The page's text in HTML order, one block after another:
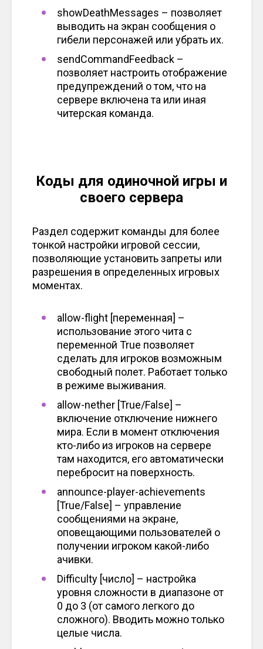
showDeathMessages – позволяет
выводить на экран сообщения о
гибели персонажей или убрать их.
sendCommandFeedback –
позволяет настроить отображение
предупреждений о том, что на
сервере включена та или иная
читерская команда.
Коды для одиночной игры и
своего сервера
Раздел содержит команды для более
тонкой настройки игровой сессии,
позволяющие установить запреты или
разрешения в определенных игровых
моментах.
allow-flight [переменная] –
использование этого чита с
переменной True позволяет
сделать для игроков возможным
свободный полет. Работает только
в режиме выживания.
allow-nether [True/False] –
включение отключение нижнего
мира. Если в момент отключения
кто-либо из игроков на сервере
там находится, его автоматически
перебросит на поверхность.
announce-player-achievements
[True/False] – управление
сообщениями на экране,
оповещающими пользователей о
получении игроком какой-либо
ачивки.
Difficulty [число] – настройка
уровня сложности в диапазоне от
0 до 3 (от самого легкого до
сложного). Вводить можно только
целые числа.